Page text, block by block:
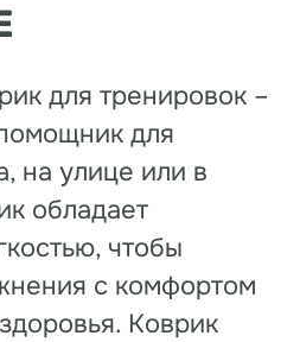
для тренировок –
для
на улице или в
обладает
чтобы
с комфортом
Коврик